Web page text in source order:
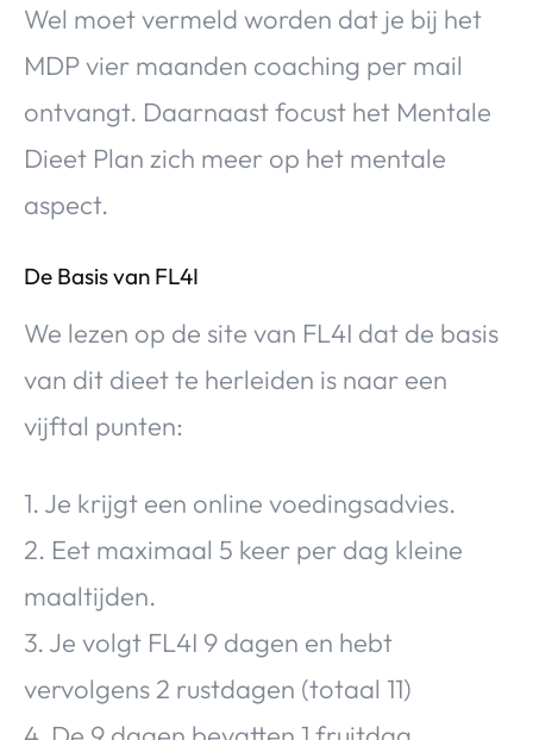
Wel moet vermeld worden dat je bij het
MDP vier maanden coaching per mail
ontvangt. Daarnaast focust het Mentale
Dieet Plan zich meer op het mentale
aspect.
De Basis van FL4I
We lezen op de site van FL4I dat de basis
van dit dieet te herleiden is naar een
vijftal punten:
1. Je krijgt een online voedingsadvies.
2. Eet maximaal 5 keer per dag kleine
maaltijden.
3. Je volgt FL4I 9 dagen en hebt
vervolgens 2 rustdagen (totaal 11)